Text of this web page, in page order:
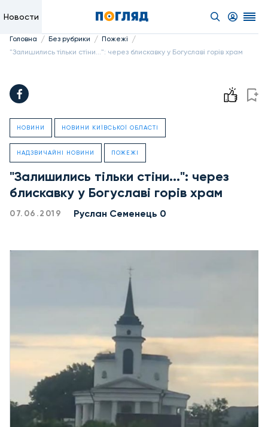
Новости
Головна / Без рубрики / Пожежі /
"Залишились тільки стіни...": через блискавку у Богуславі горів храм
НОВИНИ НОВИНИ КИЇВСЬКОЇ ОБЛАСТІ
НАДЗВИЧАЙНІ НОВИНИ ПОЖЕЖІ
"Залишились тільки стіни...": через
блискавку у Богуславі горів храм
07.06.2019 Руслан Семенець 0